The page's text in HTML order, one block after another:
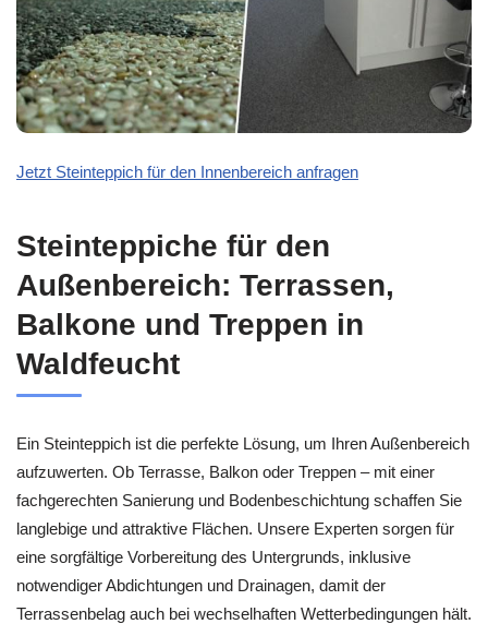
Jetzt Steinteppich für den Innenbereich anfragen
Steinteppiche für den
Außenbereich: Terrassen,
Balkone und Treppen in
Waldfeucht
Ein Steinteppich ist die perfekte Lösung, um Ihren Außenbereich
aufzuwerten. Ob Terrasse, Balkon oder Treppen – mit einer
fachgerechten Sanierung und Bodenbeschichtung schaffen Sie
langlebige und attraktive Flächen. Unsere Experten sorgen für
eine sorgfältige Vorbereitung des Untergrunds, inklusive
notwendiger Abdichtungen und Drainagen, damit der
Terrassenbelag auch bei wechselhaften Wetterbedingungen hält.